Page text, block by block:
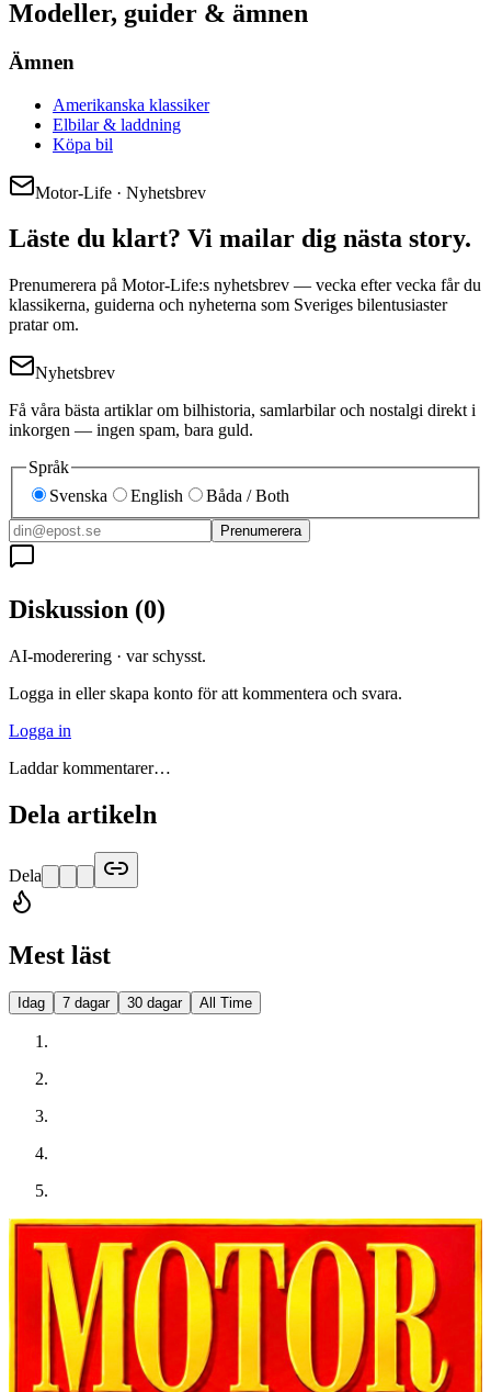
Modeller, guider & ämnen
Ämnen
Amerikanska klassiker
Elbilar & laddning
Köpa bil
Motor-Life · Nyhetsbrev
Läste du klart? Vi mailar dig nästa story.
Prenumerera på Motor-Life:s nyhetsbrev — vecka efter vecka får du
klassikerna, guiderna och nyheterna som Sveriges bilentusiaster
pratar om.
Nyhetsbrev
Få våra bästa artiklar om bilhistoria, samlarbilar och nostalgi direkt i
inkorgen — ingen spam, bara guld.
Språk
Svenska
English Båda / Both
Prenumerera
Diskussion (0)
AI-moderering · var schysst.
Logga in eller skapa konto för att kommentera och svara.
Logga in
Laddar kommentarer…
Dela artikeln
Dela
Mest läst
Idag 7 dagar 30 dagar All Time